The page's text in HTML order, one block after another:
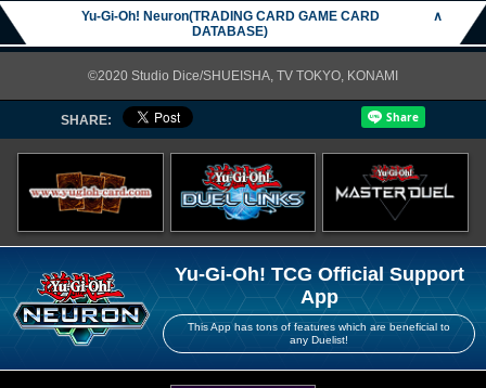
Yu-Gi-Oh! Neuron(TRADING CARD GAME CARD
DATABASE)
∧
©2020 Studio Dice/SHUEISHA, TV TOKYO, KONAMI
SHARE:
Yu-Gi-Oh! TCG Official Support
App
This App has tons of features which are beneficial to
any Duelist!